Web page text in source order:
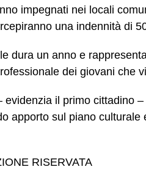
impegnati nei locali
una indennità di
dura un anno e
dei giovani che
evidenzia il primo cittadino
apporto sul piano
RISERVATA